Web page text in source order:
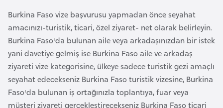
Burkina Faso vize başvurusu yapmadan önce seyahat
amacınızı-turistik, ticari, özel ziyaret- net olarak belirleyin.
Burkina Faso'da bulunan aile veya arkadaşınızdan bir istek
yani davetiye gelmiş ise Burkina Faso aile ve arkadaş
ziyareti vize kategorisine, ülkeye sadece turistik gezi amaçlı
seyahat edecekseniz Burkina Faso turistik vizesine, Burkina
Faso'da bulunan iş ortağınızla toplantıya, fuar veya
müşteri ziyareti gerçekleştirecekseniz Burkina Faso ticari
Ç
e
k
C
u
m
h
u